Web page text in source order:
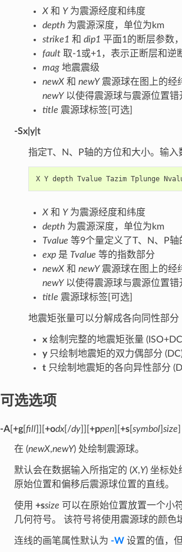
X和 Y为震源经度和纬度
depth为震源深度，单位为km
strike1 和 dip1 平面1的断层参数，
fault取-1或+1，表示正断层和逆
mag地震震级
newX和 newY震源球在图上的经
newY以使得震源球与震源位置错
title 震源球标签[可选]
-Sx|y|t
指定T、N、P轴的方位和大小。输入
X Y depth Tvalue Tazim Tplunge
X和 Y为震源经度和纬度
depth为震源深度，单位为km
Tvalue 等9个量定义了T、N、P轴
exp是 Tvalue 等的指数部分
newX和 newY震源球在图上的经
newY以使得震源球与震源位置错
title 震源球标签[可选]
地震矩张量可以分解成各向同性部分
x绘制完整的地震矩张量
y只绘制地震矩的双力偶部分
t只绘制地震矩的各向异性部分
可选选项
-A[ +g[ fill]][ +odx[/dy]][ +ppen][ +s[ symbol] size
在 (newX,newY) 处绘制震源球。
默认会在数据输入所指定的 (X,Y) 坐标处
原始位置和偏移后震源球位置的直线。
使用 +ssize 可以在原始位置放置一个小
几何符号。 该符号将使用震源球的颜色
连线的画笔属性默认为 -W设置的值，